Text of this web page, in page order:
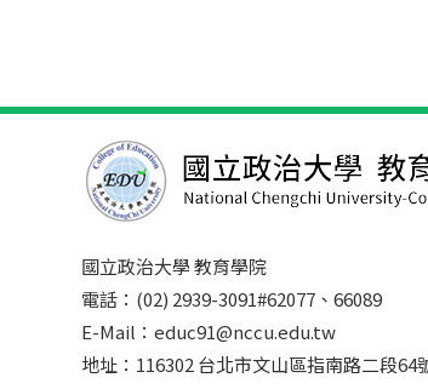
國立政治大學 教育學院
電話：(02) 2939-3091#62077、66089
E-Mail：educ91@nccu.edu.tw
地址：116302 台北市文山區指南路二段64